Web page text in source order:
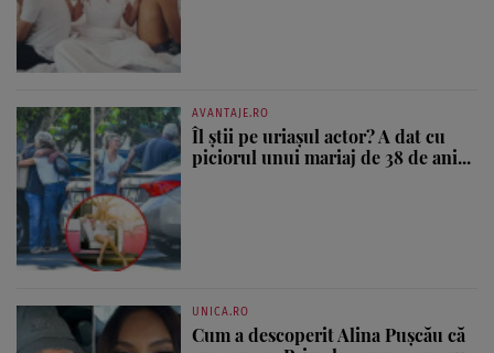
AVANTAJE.RO
Îl știi pe uriașul actor? A dat cu
piciorul unui mariaj de 38 de ani...
UNICA.RO
Cum a descoperit Alina Pușcău că